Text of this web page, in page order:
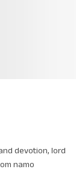
devotion,lord
om namo